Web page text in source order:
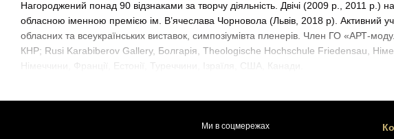
Нагороджений понад 90 відзнаками за творчу діяльність. Двічі (2009 p., 2011
обласною іменною премією ім. В’ячеслава Чорновола (Львів, 2018 p). Активний
обласних та всеукраїнських виставок, симпозіумівта пленерів. Член ГО «АРТ-
КНР; Rusi Karabiberov Gallery, Болгарія, Theologische Hochschule Friedensau,
Німеччини, Франції, Естонії, Туреччини, Ізраїля, США, Канади.
Ми в соцмережах